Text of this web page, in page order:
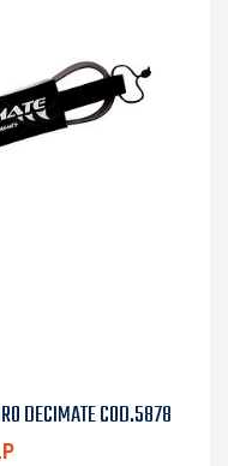
DECIMATE COD.5878